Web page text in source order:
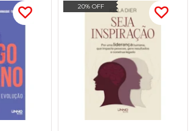
20% OFF